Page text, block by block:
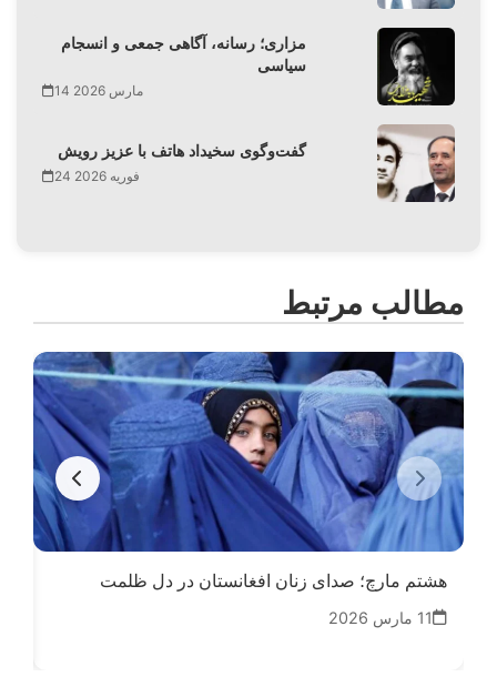
مزاری؛ رسانه، آگاهی جمعی و انسجام
سیاسی
14 مارس 2026
گفت‌وگوی سخیداد هاتف با عزیز رویش
24 فوریه 2026
مطالب مرتبط
هشتم مارچ؛ صدای زنان افغانستان در دل ظلمت
11 مارس 2026